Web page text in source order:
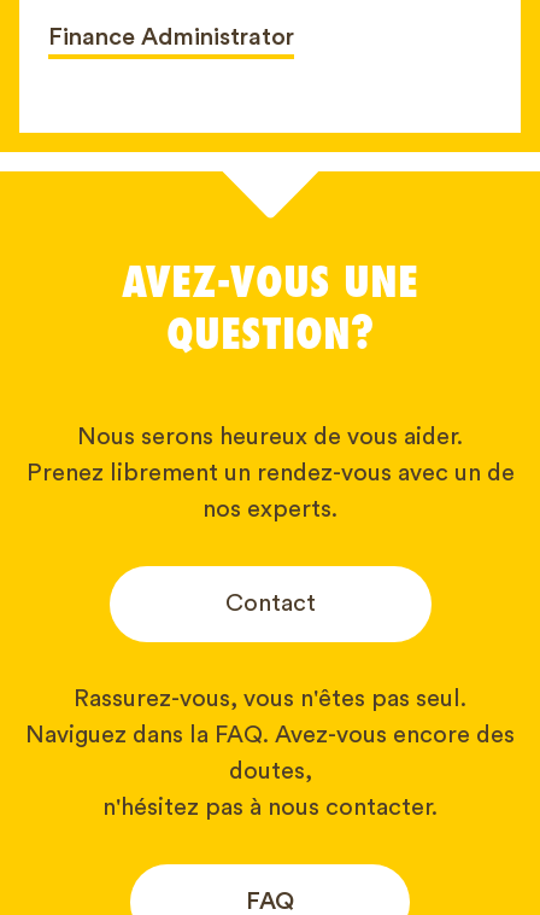
Finance Administrator
AVEZ-VOUS UNE
QUESTION?
Nous serons heureux de vous aider.
Prenez librement un rendez-vous avec un de
nos experts.
Contact
Rassurez-vous, vous n'êtes pas seul.
Naviguez dans la FAQ. Avez-vous encore des
doutes,
n'hésitez pas à nous contacter.
FAQ